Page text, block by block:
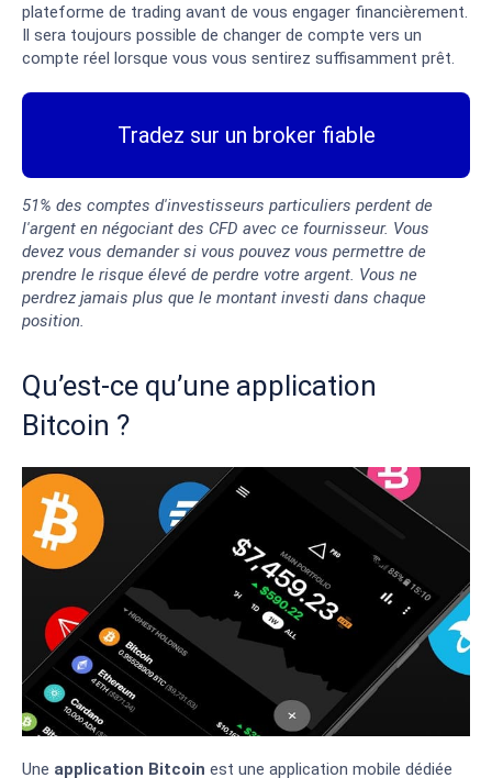
plateforme de trading avant de vous engager financièrement.
Il sera toujours possible de changer de compte vers un
compte réel lorsque vous vous sentirez suffisamment prêt.
Tradez sur un broker fiable
51% des comptes d'investisseurs particuliers perdent de
l'argent en négociant des CFD avec ce fournisseur. Vous
devez vous demander si vous pouvez vous permettre de
prendre le risque élevé de perdre votre argent. Vous ne
perdrez jamais plus que le montant investi dans chaque
position.
Qu’est-ce qu’une application
Bitcoin ?
Une application Bitcoin est une application mobile dédiée